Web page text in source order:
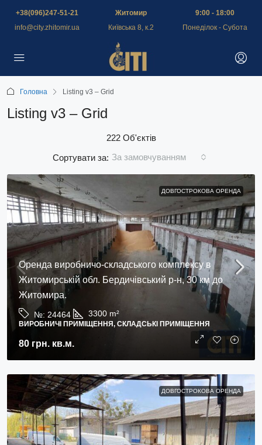
+38(096)247-51-21
info@city.zhitomir.ua
Житомир
Київська 8, к.2
9:00 - 18:00
Понеділок - Субота
Головна Listing v3 – Grid
Listing v3 – Grid
222 Об'єктів
Сортувати за: За замовчуванням
ДОВГОСТРОКОВА ОРЕНДА
Оренда виробничо-складського комплексу в
Житомирській обл. Бердичівський р-н, 30 км до
Житомира.
№: 24464 3300 m²
ВИРОБНИЧІ ПРИМІЩЕННЯ, СКЛАДСЬКІ ПРИМІЩЕННЯ
80 грн. кв.м.
ДОВГОСТРОКОВА ОРЕНДА